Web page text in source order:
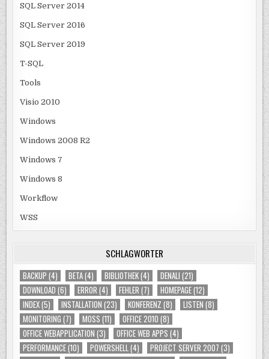
SQL Server 2014
SQL Server 2016
SQL Server 2019
T-SQL
Tools
Visio 2010
Windows
Windows 2008 R2
Windows 7
Windows 8
Workflow
WSS
SCHLAGWÖRTER
BACKUP (4) BETA(4) BIBLIOTHEK(4) DENALI (21)
DOWNLOAD (6) ERROR (4) FEHLER (7) HOMEPAGE(12)
INDEX(5) INSTALLATION (23) KONFERENZ (8) LISTEN (8)
MONITORING (7) MOSS (11) OFFICE 2010 (8)
OFFICE WEBAPPLICATION (3) OFFICE WEB APPS (4)
PERFORMANCE(10) POWERSHELL (4) PROJECT SERVER 2007 (3)